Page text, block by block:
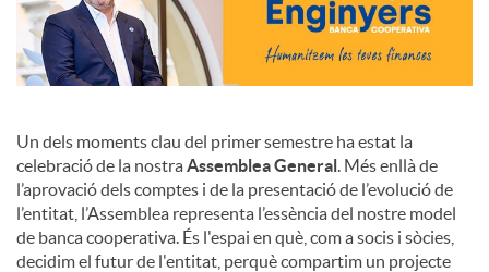
Un dels moments clau del primer semestre ha estat la
celebració de la nostra Assemblea General . Més enllà de
l’aprovació dels comptes i de la presentació de l’evolució de
l’entitat, l’Assemblea representa l’essència del nostre model
de banca cooperativa. És l'espai en què, com a socis i sòcies,
decidim el futur de l'entitat, perquè compartim un projecte